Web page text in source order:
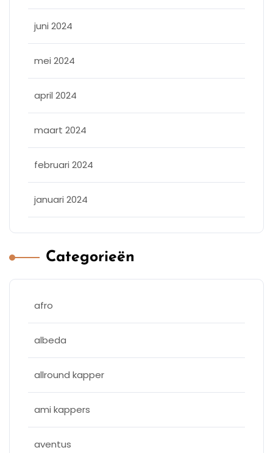
juni 2024
mei 2024
april 2024
maart 2024
februari 2024
januari 2024
Categorieën
afro
albeda
allround kapper
ami kappers
aventus